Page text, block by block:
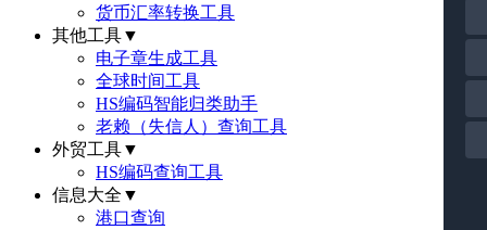
货币汇率转换工具
其他工具▼
电子章生成工具
全球时间工具
HS编码智能归类助手
老赖（失信人）查询工具
外贸工具▼
HS编码查询工具
信息大全 ▼
港口查询